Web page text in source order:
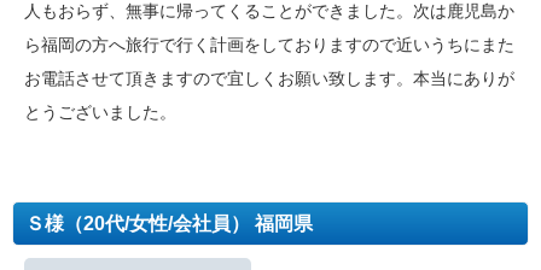
人もおらず、無事に帰ってくることができました。次は鹿児島か
ら福岡の方へ旅行で行く計画をしておりますので近いうちにまた
お電話させて頂きますので宜しくお願い致します。本当にありが
とうございました。
Ｓ様（20代/女性/会社員） 福岡県